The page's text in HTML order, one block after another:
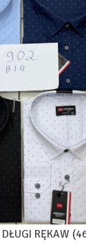
DŁUGI RĘKAW